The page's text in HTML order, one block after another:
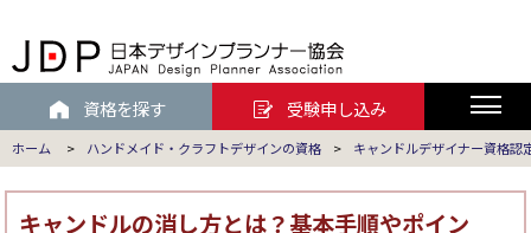
資格を探す 受験申し込み
ホーム > ハンドメイド・クラフトデザインの資格 > キャンドルデザイナー資格認
キャンドルの消し方とは？基本手順やポイン